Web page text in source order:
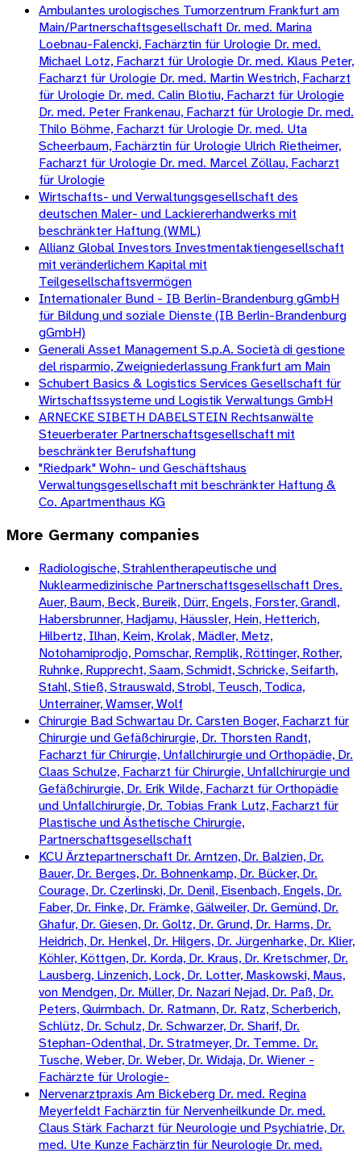
Ambulantes urologisches Tumorzentrum Frankfurt am
Main/Partnerschaftsgesellschaft Dr. med. Marina
Loebnau-Falencki, Fachärztin für Urologie Dr. med.
Michael Lotz, Facharzt für Urologie Dr. med. Klaus Peter,
Facharzt für Urologie Dr. med. Martin Westrich, Facharzt
für Urologie Dr. med. Calin Blotiu, Facharzt für Urologie
Dr. med. Peter Frankenau, Facharzt für Urologie Dr. med.
Thilo Böhme, Facharzt für Urologie Dr. med. Uta
Scheerbaum, Fachärztin für Urologie Ulrich Rietheimer,
Facharzt für Urologie Dr. med. Marcel Zöllau, Facharzt
für Urologie
Wirtschafts- und Verwaltungsgesellschaft des
deutschen Maler- und Lackiererhandwerks mit
beschränkter Haftung (WML)
Allianz Global Investors Investmentaktiengesellschaft
mit veränderlichem Kapital mit
Teilgesellschaftsvermögen
Internationaler Bund - IB Berlin-Brandenburg gGmbH
für Bildung und soziale Dienste (IB Berlin-Brandenburg
gGmbH)
Generali Asset Management S.p.A. Società di gestione
del risparmio, Zweigniederlassung Frankfurt am Main
Schubert Basics & Logistics Services Gesellschaft für
Wirtschaftssysteme und Logistik Verwaltungs GmbH
ARNECKE SIBETH DABELSTEIN Rechtsanwälte
Steuerberater Partnerschaftsgesellschaft mit
beschränkter Berufshaftung
"Riedpark" Wohn- und Geschäftshaus
Verwaltungsgesellschaft mit beschränkter Haftung &
Co. Apartmenthaus KG
More Germany companies
Radiologische, Strahlentherapeutische und
Nuklearmedizinische Partnerschaftsgesellschaft Dres.
Auer, Baum, Beck, Bureik, Dürr, Engels, Forster, Grandl,
Habersbrunner, Hadjamu, Häussler, Hein, Hetterich,
Hilbertz, Ilhan, Keim, Krolak, Mädler, Metz,
Notohamiprodjo, Pomschar, Remplik, Röttinger, Rother,
Ruhnke, Rupprecht, Saam, Schmidt, Schricke, Seifarth,
Stahl, Stieß, Strauswald, Strobl, Teusch, Todica,
Unterrainer, Wamser, Wolf
Chirurgie Bad Schwartau Dr. Carsten Boger, Facharzt für
Chirurgie und Gefäßchirurgie, Dr. Thorsten Randt,
Facharzt für Chirurgie, Unfallchirurgie und Orthopädie, Dr.
Claas Schulze, Facharzt für Chirurgie, Unfallchirurgie und
Gefäßchirurgie, Dr. Erik Wilde, Facharzt für Orthopädie
und Unfallchirurgie, Dr. Tobias Frank Lutz, Facharzt für
Plastische und Ästhetische Chirurgie,
Partnerschaftsgesellschaft
KCU Ärztepartnerschaft Dr. Arntzen, Dr. Balzien, Dr.
Bauer, Dr. Berges, Dr. Bohnenkamp, Dr. Bücker, Dr.
Courage, Dr. Czerlinski, Dr. Denil, Eisenbach, Engels, Dr.
Faber, Dr. Finke, Dr. Främke, Gälweiler, Dr. Gemünd, Dr.
Ghafur, Dr. Giesen, Dr. Goltz, Dr. Grund, Dr. Harms, Dr.
Heidrich, Dr. Henkel, Dr. Hilgers, Dr. Jürgenharke, Dr. Klier,
Köhler, Köttgen, Dr. Korda, Dr. Kraus, Dr. Kretschmer, Dr.
Lausberg, Linzenich, Lock, Dr. Lotter, Maskowski, Maus,
von Mendgen, Dr. Müller, Dr. Nazari Nejad, Dr. Paß, Dr.
Peters, Quirmbach. Dr. Ratmann, Dr. Ratz, Scherberich,
Schlütz, Dr. Schulz, Dr. Schwarzer, Dr. Sharif, Dr.
Stephan-Odenthal, Dr. Stratmeyer, Dr. Temme. Dr.
Tusche, Weber, Dr. Weber, Dr. Widaja, Dr. Wiener -
Fachärzte für Urologie-
Nervenarztpraxis Am Bickeberg Dr. med. Regina
Meyerfeldt Fachärztin für Nervenheilkunde Dr. med.
Claus Stärk Facharzt für Neurologie und Psychiatrie, Dr.
med. Ute Kunze Fachärztin für Neurologie Dr. med.